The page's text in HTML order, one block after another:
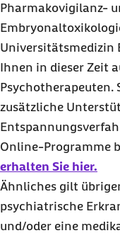
Pharmakovigilanz-
Universitätsmedizin
Ihnen in dieser Zeit
Psychotherapeuten.
zusätzliche
Online-Programme
erhalten Sie hier.
Ähnliches gilt
psychiatrische
und/oder eine